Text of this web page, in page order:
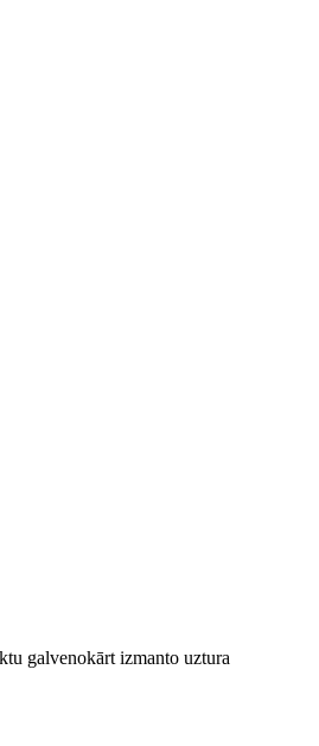
galvenokārt izmanto uztura